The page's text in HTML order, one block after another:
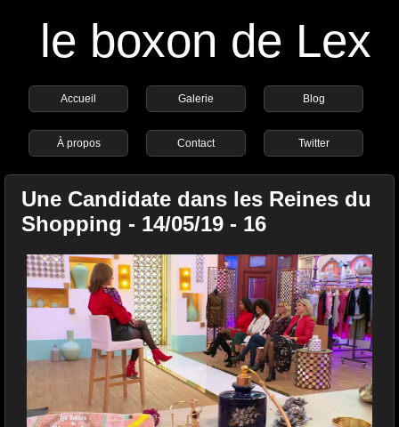
le boxon de Lex
Accueil Galerie Blog
À propos Contact Twitter
Une Candidate dans les Reines du
Shopping - 14/05/19 - 16